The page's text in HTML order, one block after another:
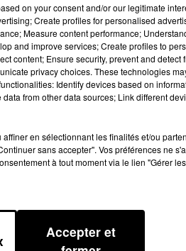
on your consent and/or our legitimate
Create profiles for personalised
Measure content performance;
and improve services; Create profiles to
content; Ensure security, prevent and detect
privacy choices. These technologies
Identify devices based on
from other data sources; Link different
en sélectionnant les finalités et/ou
sans accepter". Vos préférences ne
à tout moment via le lien "Gérer
Accepter et